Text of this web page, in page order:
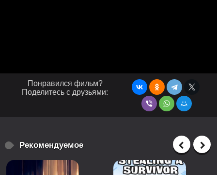
Понравился фильм?
Поделитесь с друзьями:
Рекомендуемое